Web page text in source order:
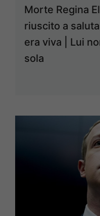
Morte Regina
riuscito a
era viva | Lui
sola